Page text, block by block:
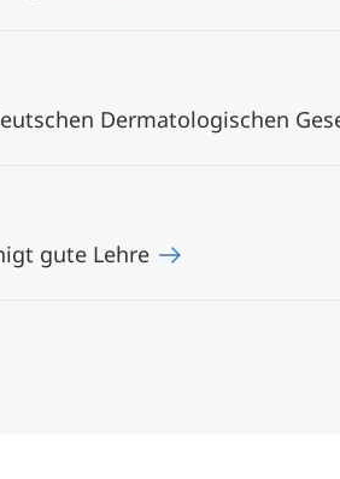
Dermatologischen
gute Lehre